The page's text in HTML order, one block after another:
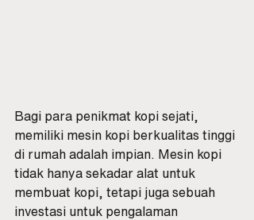
Bagi para penikmat kopi sejati,
memiliki mesin kopi berkualitas tinggi
di rumah adalah impian. Mesin kopi
tidak hanya sekadar alat untuk
membuat kopi, tetapi juga sebuah
investasi untuk pengalaman